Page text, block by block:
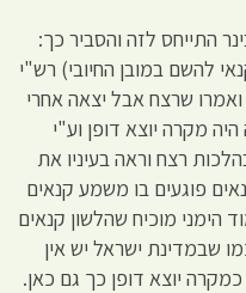
התייחס לזה והסביר כך:
להשם במובן החיובי) רש"י
שרצח אבל יצאה אחרי
מקרה יוצא דופן וע"י
רצח וראה בעיניו את
פוגעים בו משמע קנאים
הימני מוכיח שהלשון קנאים
שבמדינת ישראל יש אין
יוצא דופן כך גם כאן.